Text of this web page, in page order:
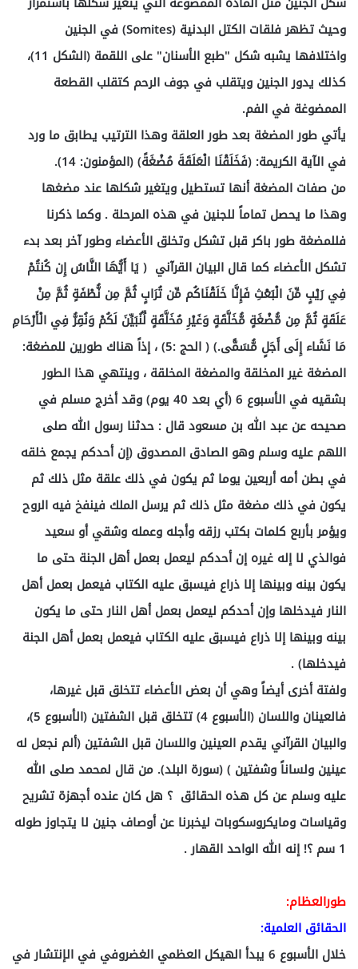
وحيث تظهر فلقات الكتل البدنية (Somites) في الجنين
واختلافها يشبه شكل "طبع الأسنان" على اللقمة (الشكل 11)،
كذلك يدور الجنين ويتقلب في جوف الرحم كتقلب القطعة
الممضوغة في الفم.
يأتي طور المضغة بعد طور العلقة وهذا الترتيب يطابق ما ورد
في الآية الكريمة: (فَخَلَقْنَا الْعَلَقَةَ مُضْغَةً) (المؤمنون: 14).
من صفات المضغة أنها تستطيل ويتغير شكلها عند مضغها
وهذا ما يحصل تماماً للجنين في هذه المرحلة . وكما ذكرنا
فللمضغة طور باكر قبل تشكل وتخلق الأعضاء وطور آخر بعد بدء
تشكل الأعضاء كما قال البيان القرآني ( يَا أَيُّهَا النَّاسُ إِن كُنتُمْ
فِي رَيْبٍ مِّنَ الْبَعْثِ فَإِنَّا خَلَقْنَاكُم مِّن تُرَابٍ ثُمَّ مِن نُّطْفَةٍ ثُمَّ مِنْ
عَلَقَةٍ ثُمَّ مِن مُّضْغَةٍ مُّخَلَّقَةٍ وَغَيْرِ مُخَلَّقَةٍ لِّنُبَيِّنَ لَكُمْ وَنُقِرُّ فِي الْأَرْحَامِ
مَا نَشَاء إِلَى أَجَلٍ مُّسَمًّى.) ( الحج :5) ، إذاً هناك طورين للمضغة:
المضغة غير المخلقة والمضغة المخلقة ، وينتهي هذا الطور
بشقيه في الأسبوع 6 (أي بعد 40 يوم) وقد أخرج مسلم في
صحيحه عن عبد الله بن مسعود قال : حدثنا رسول الله صلى
اللهم عليه وسلم وهو الصادق المصدوق (إن أحدكم يجمع خلقه
في بطن أمه أربعين يوما ثم يكون في ذلك علقة مثل ذلك ثم
يكون في ذلك مضغة مثل ذلك ثم يرسل الملك فينفخ فيه الروح
ويؤمر بأربع كلمات بكتب رزقه وأجله وعمله وشقي أو سعيد
فوالذي لا إله غيره إن أحدكم ليعمل بعمل أهل الجنة حتى ما
يكون بينه وبينها إلا ذراع فيسبق عليه الكتاب فيعمل بعمل أهل
النار فيدخلها وإن أحدكم ليعمل بعمل أهل النار حتى ما يكون
بينه وبينها إلا ذراع فيسبق عليه الكتاب فيعمل بعمل أهل الجنة
فيدخلها) .
ولفتة أخرى أيضاً وهي أن بعض الأعضاء تتخلق قبل غيرها،
فالعينان واللسان (الأسبوع 4) تتخلق قبل الشفتين (الأسبوع 5)،
والبيان القرآني يقدم العينين واللسان قبل الشفتين (ألم نجعل له
عينين ولساناً وشفتين ) (سورة البلد). من قال لمحمد صلى الله
عليه وسلم عن كل هذه الحقائق ؟ هل كان عنده أجهزة تشريح
وقياسات ومايكروسكوبات ليخبرنا عن أوصاف جنين لا يتجاوز طوله
1 سم ؟! إنه الله الواحد القهار .
طورالعظام:
الحقائق العلمية:
خلال الأسبوع 6 يبدأ الهيكل العظمي الغضروفي في الإنتشار في